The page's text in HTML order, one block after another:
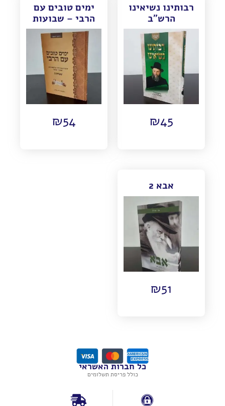
רבותינו נשיאינו
הרש"ב
₪45
ימים טובים עם
הרבי – שבועות
₪54
אבא 2
₪51
כל חברות האשראי
כולל פריסת תשלומים